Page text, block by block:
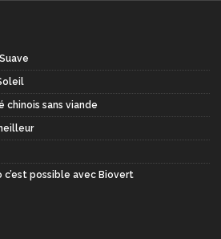
sans viande
possible avec Biovert